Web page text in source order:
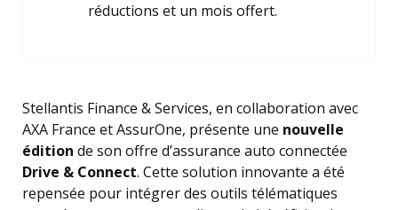
réductions et un mois offert.
Stellantis Finance & Services, en collaboration avec
AXA France et AssurOne, présente une nouvelle
édition de son offre d’assurance auto connectée
Drive & Connect. Cette solution innovante a été
repensée pour intégrer des outils télématiques